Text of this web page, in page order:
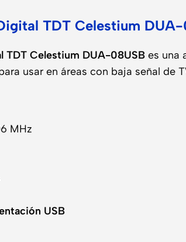
TDT Celestium DUA-
TDT Celestium DUA-08USB es una
usar en áreas con baja señal de
MHz
USB